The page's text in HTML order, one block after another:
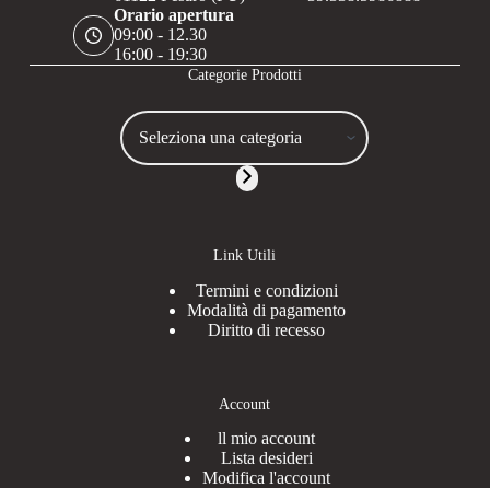
Orario apertura
09:00 - 12.30
16:00 - 19:30
Categorie Prodotti
Seleziona
una
categoria
Link Utili
Termini e condizioni
Modalità di pagamento
Diritto di recesso
Account
ll mio account
Lista desideri
Modifica l'account